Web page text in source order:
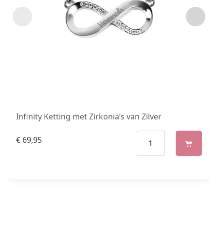
Infinity Ketting met Zirkonia’s van Zilver
€ 69,95